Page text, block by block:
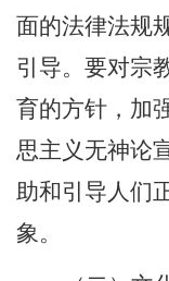
面的法律法规
引导。要对宗
育的方针，加
思主义无神论
助和引导人们
象。